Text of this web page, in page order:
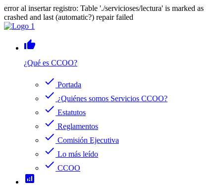
error al insertar registro: Table './servicioses/lectura' is marked as
crashed and last (automatic?) repair failed
thumb_up
¿Qué es CCOO?
check Portada
check ¿Quiénes somos Servicios CCOO?
check Estatutos
check Reglamentos
check Comisión Ejecutiva
check Lo más leído
check CCOO
analytics